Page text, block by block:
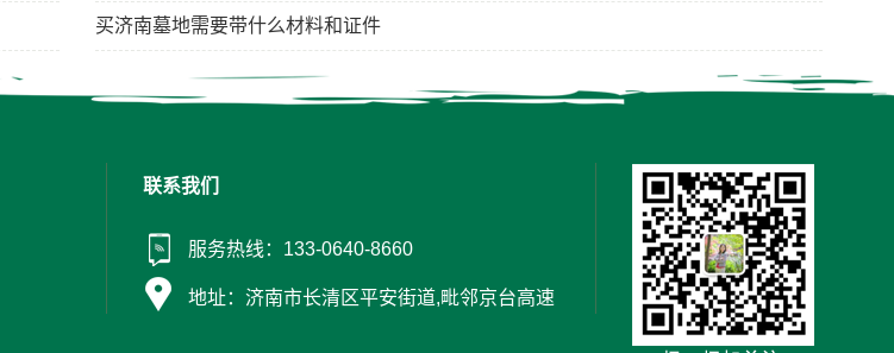
​买济南墓地需要带什么材料和证件
联系我们
服务热线：133-0640-8660
地址：济南市长清区平安街道,毗邻京台高速